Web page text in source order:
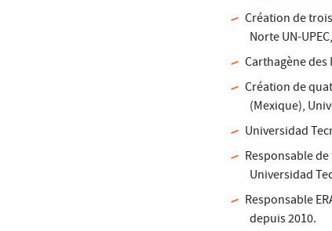
Création de
Norte UN-
Carthagène des
Création de
(Mexique),
Universidad
Responsable
Universidad
Responsable
depuis 2010.